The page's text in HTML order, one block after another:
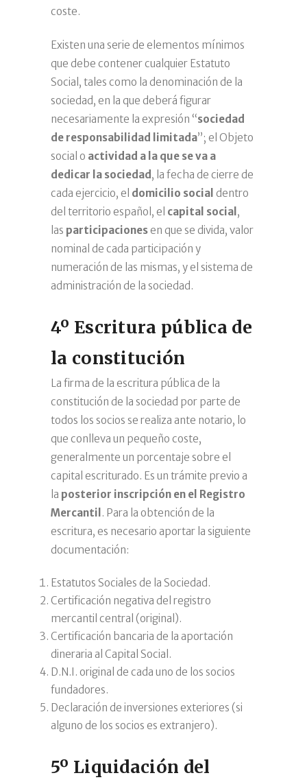
coste.
Existen una serie de elementos mínimos
que debe contener cualquier Estatuto
Social, tales como la denominación de la
sociedad, en la que deberá figurar
necesariamente la expresión “sociedad
de responsabilidad limitada”; el Objeto
social o actividad a la que se va a
dedicar la sociedad , la fecha de cierre de
cada ejercicio, el domicilio social dentro
del territorio español, el capital social ,
las participacionesen que se divida, valor
nominal de cada participación y
numeración de las mismas, y el sistema de
administración de la sociedad.
4º Escritura pública de
la constitución
La firma de la escritura pública de la
constitución de la sociedad por parte de
todos los socios se realiza ante notario, lo
que conlleva un pequeño coste,
generalmente un porcentaje sobre el
capital escriturado. Es un trámite previo a
la posterior inscripción en el Registro
Mercantil . Para la obtención de la
escritura, es necesario aportar la siguiente
documentación:
Estatutos Sociales de la Sociedad.
Certificación negativa del registro
mercantil central (original).
Certificación bancaria de la aportación
dineraria al Capital Social.
D.N.I. original de cada uno de los socios
fundadores.
Declaración de inversiones exteriores (si
alguno de los socios es extranjero).
5º Liquidación del